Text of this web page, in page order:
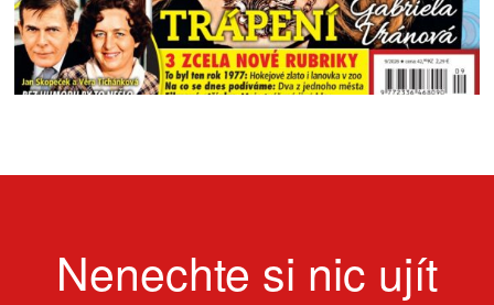
Nenechte si nic ujít